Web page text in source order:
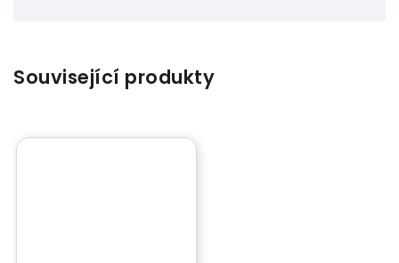
Související produkty